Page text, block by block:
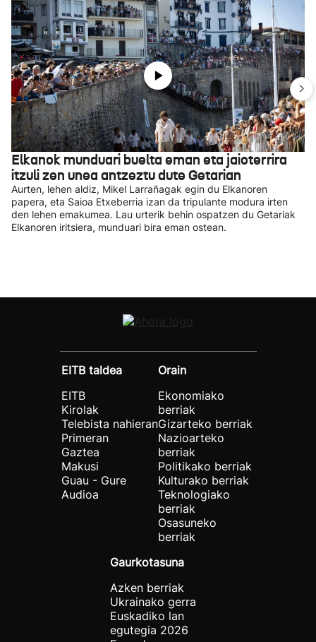
Elkanok munduari buelta eman eta jaioterrira
itzuli zen unea antzeztu dute Getarian
Aurten, lehen aldiz, Mikel Larrañagak egin du Elkanoren
papera, eta Saioa Etxeberria izan da tripulante modura irten
den lehen emakumea. Lau urterik behin ospatzen du Getariak
Elkanoren iritsiera, munduari bira eman ostean.
EITB taldea
EITB
Kirolak
Telebista nahieran
Primeran
Gaztea
Makusi
Guau - Gure
Audioa
Orain
Ekonomiako
berriak
Gizarteko berriak
Nazioarteko
berriak
Politikako berriak
Kulturako berriak
Teknologiako
berriak
Osasuneko
berriak
Gaurkotasuna
Azken berriak
Ukrainako gerra
Euskadiko lan
egutegia 2026